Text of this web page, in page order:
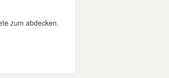
zum abdecken.